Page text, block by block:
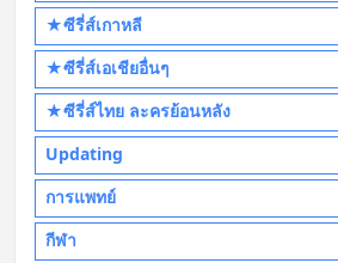
★ซีรี่ส์เกาหลี
★ซีรี่ส์เอเชียอื่นๆ
★ซีรี่ส์ไทย ละครย้อนหลัง
Updating
การแพทย์
กีฬา